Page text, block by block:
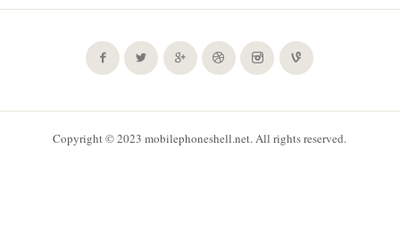
Copyright © 2023 mobilephoneshell.net. All rights reserved.